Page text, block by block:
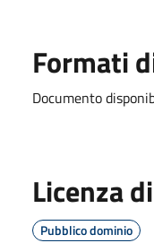
Formati
Documento
Licenza
Pubblico dominio